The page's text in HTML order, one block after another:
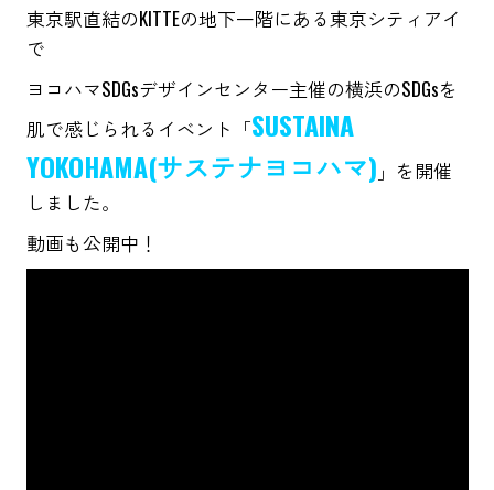
東京駅直結のKITTEの地下一階にある東京シティアイ
で
ヨコハマSDGsデザインセンター主催の横浜のSDGsを
肌で感じられるイベント「SUSTAINA
YOKOHAMA(サステナヨコハマ) 」を開催
しました。
動画も公開中！